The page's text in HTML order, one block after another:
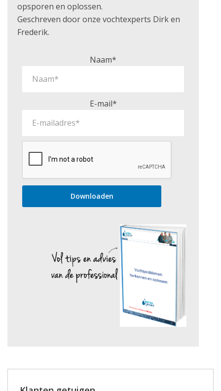
opsporen en oplossen.
Geschreven door onze vochtexperts Dirk en
Frederik.
Naam*
E-mail*